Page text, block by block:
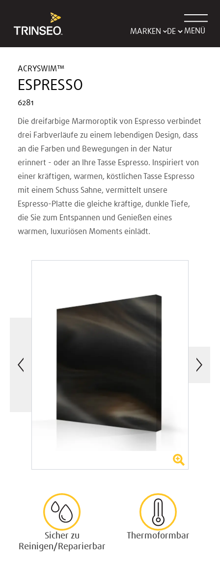
MARKEN MENÜ
ACRYSWIM™
ESPRESSO
6281
Die dreifarbige Marmoroptik von Espresso verbindet
drei Farbverläufe zu einem lebendigen Design, dass
an die Farben und Bewegungen in der Natur
erinnert - oder an Ihre Tasse Espresso. Inspiriert von
einer kräftigen, warmen, köstlichen Tasse Espresso
mit einem Schuss Sahne, vermittelt unsere
Espresso-Platte die gleiche kräftige, dunkle Tiefe,
die Sie zum Entspannen und Genießen eines
warmen, luxuriösen Moments einlädt.
Sicher zu
Reinigen/Reparierbar
Thermoformbar